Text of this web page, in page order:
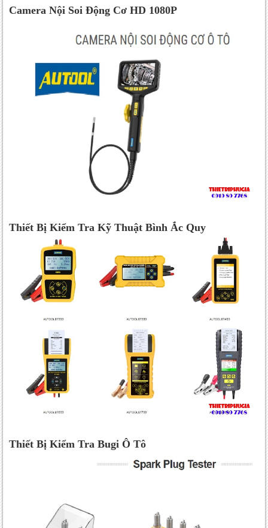
Camera Nội Soi Động Cơ HD 1080P
Thiết Bị Kiểm Tra Kỹ Thuật Bình Ắc Quy
Thiết Bị Kiểm Tra Bugi Ô Tô